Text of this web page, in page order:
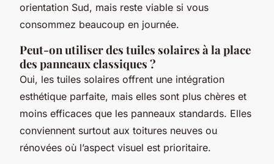
orientation Sud, mais reste viable si vous
consommez beaucoup en journée.
Peut-on utiliser des tuiles solaires à la place
des panneaux classiques ?
Oui, les tuiles solaires offrent une intégration
esthétique parfaite, mais elles sont plus chères et
moins efficaces que les panneaux standards. Elles
conviennent surtout aux toitures neuves ou
rénovées où l’aspect visuel est prioritaire.